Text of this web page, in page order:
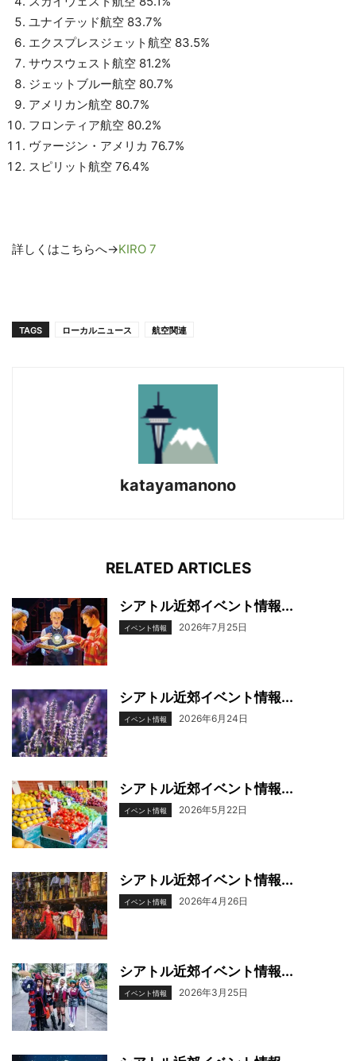
ユナイテッド航空 83.7%
エクスプレスジェット航空 83.5%
サウスウェスト航空 81.2%
ジェットブルー航空 80.7%
アメリカン航空 80.7%
フロンティア航空 80.2%
ヴァージン・アメリカ 76.7%
スピリット航空 76.4%
詳しくはこちらへ→KIRO 7
TAGS ローカルニュース 航空関連
katayamanono
RELATED ARTICLES
シアトル近郊イベント情報...
イベント情報 2026年7月25日
シアトル近郊イベント情報...
イベント情報 2026年6月24日
シアトル近郊イベント情報...
イベント情報 2026年5月22日
シアトル近郊イベント情報...
イベント情報 2026年4月26日
シアトル近郊イベント情報...
イベント情報 2026年3月25日